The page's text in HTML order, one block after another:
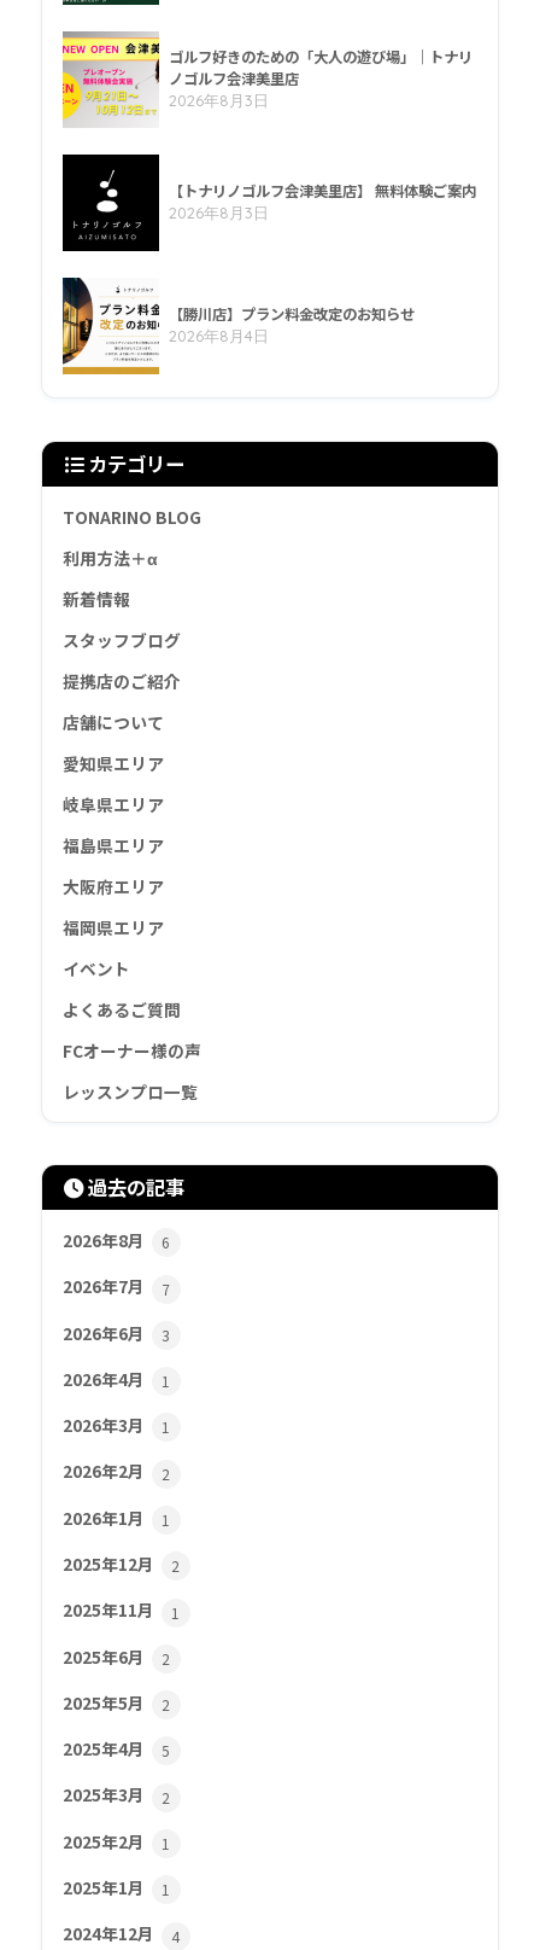
ゴルフ好きのための「大人の遊び場」｜トナリ
ノゴルフ会津美里店
2026年8月3日
【トナリノゴルフ会津美里店】 無料体験ご案内
2026年8月3日
【勝川店】プラン料金改定のお知らせ
2026年8月4日
カテゴリー
TONARINO BLOG
利用方法＋α
新着情報
スタッフブログ
提携店のご紹介
店舗について
愛知県エリア
岐阜県エリア
福島県エリア
大阪府エリア
福岡県エリア
イベント
よくあるご質問
FCオーナー様の声
レッスンプロ一覧
過去の記事
2026年8月 6
2026年7月 7
2026年6月 3
2026年4月 1
2026年3月 1
2026年2月 2
2026年1月 1
2025年12月 2
2025年11月 1
2025年6月 2
2025年5月 2
2025年4月 5
2025年3月 2
2025年2月 1
2025年1月 1
2024年12月 4